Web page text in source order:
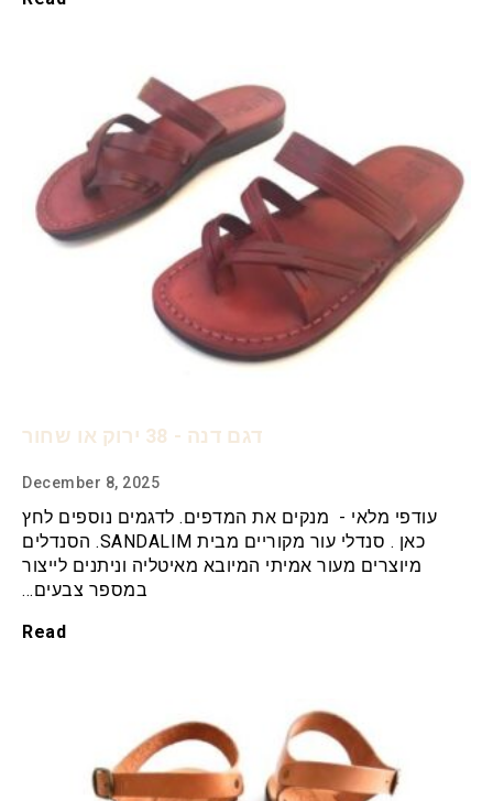
דגם דנה - 38 ירוק או שחור
December 8, 2025
עודפי מלאי - מנקים את המדפים. לדגמים נוספים לחץ
כאן . סנדלי עור מקוריים מבית SANDALIM. הסנדלים
מיוצרים מעור אמיתי המיובא מאיטליה וניתנים לייצור
במספר צבעים…
Read